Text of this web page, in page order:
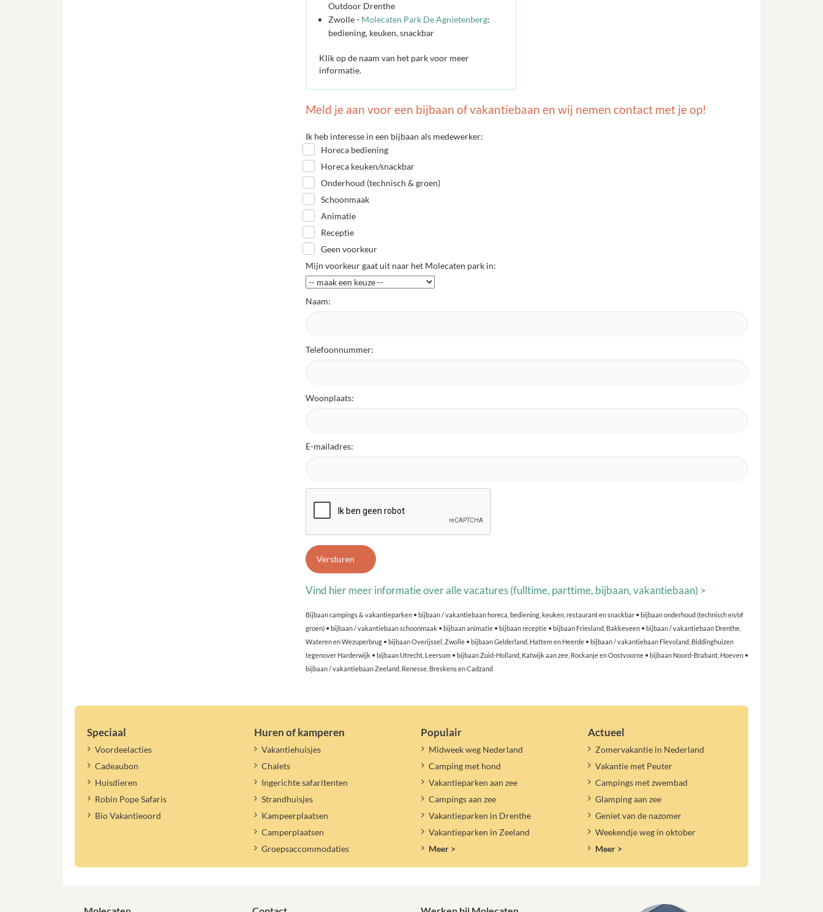
Outdoor Drenthe
Zwolle - Molecaten Park De Agnietenberg:
bediening, keuken, snackbar
Klik op de naam van het park voor meer
informatie.
Meld je aan voor een bijbaan of vakantiebaan en wij nemen contact met je op!
Ik heb interesse in een bijbaan als medewerker:
Horeca bediening
Horeca keuken/snackbar
Onderhoud (technisch & groen)
Schoonmaak
Animatie
Receptie
Geen voorkeur
Mijn voorkeur gaat uit naar het Molecaten park in:
Naam:
Telefoonnummer:
Woonplaats:
E-mailadres:
Vind hier meer informatie over alle vacatures (fulltime, parttime, bijbaan, vakantiebaan) >
Bijbaan campings & vakantieparken • bijbaan / vakantiebaan horeca, bediening, keuken, restaurant en snackbar • bijbaan onderhoud (technisch en/of
groen) • bijbaan / vakantiebaan schoonmaak • bijbaan animatie • bijbaan receptie • bijbaan Friesland, Bakkeveen • bijbaan / vakantiebaan Drenthe,
Wateren en Wezuperbrug • bijbaan Overijssel, Zwolle • bijbaan Gelderland, Hattem en Heerde • bijbaan / vakantiebaan Flevoland, Biddinghuizen
tegenover Harderwijk • bijbaan Utrecht, Leersum • bijbaan Zuid-Holland, Katwijk aan zee, Rockanje en Oostvoorne • bijbaan Noord-Brabant, Hoeven •
bijbaan / vakantiebaan Zeeland, Renesse, Breskens en Cadzand
Speciaal
Voordeelacties
Cadeaubon
Huisdieren
Robin Pope Safaris
Bio Vakantieoord
Huren of kamperen
Vakantiehuisjes
Chalets
Ingerichte safaritenten
Strandhuisjes
Kampeerplaatsen
Camperplaatsen
Groepsaccommodaties
Populair
Midweek weg Nederland
Camping met hond
Vakantieparken aan zee
Campings aan zee
Vakantieparken in Drenthe
Vakantieparken in Zeeland
Meer >
Actueel
Zomervakantie in Nederland
Vakantie met Peuter
Campings met zwembad
Glamping aan zee
Geniet van de nazomer
Weekendje weg in oktober
Meer >